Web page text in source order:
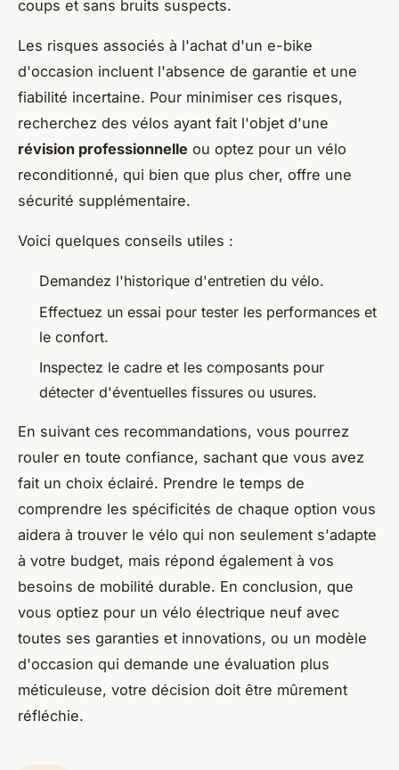
coups et sans bruits suspects.
Les risques associés à l'achat d'un e-bike
d'occasion incluent l'absence de garantie et une
fiabilité incertaine. Pour minimiser ces risques,
recherchez des vélos ayant fait l'objet d'une
révision professionnelle ou optez pour un vélo
reconditionné, qui bien que plus cher, offre une
sécurité supplémentaire.
Voici quelques conseils utiles :
Demandez l'historique d'entretien du vélo.
Effectuez un essai pour tester les performances et
le confort.
Inspectez le cadre et les composants pour
détecter d'éventuelles fissures ou usures.
En suivant ces recommandations, vous pourrez
rouler en toute confiance, sachant que vous avez
fait un choix éclairé. Prendre le temps de
comprendre les spécificités de chaque option vous
aidera à trouver le vélo qui non seulement s'adapte
à votre budget, mais répond également à vos
besoins de mobilité durable. En conclusion, que
vous optiez pour un vélo électrique neuf avec
toutes ses garanties et innovations, ou un modèle
d'occasion qui demande une évaluation plus
méticuleuse, votre décision doit être mûrement
réfléchie.